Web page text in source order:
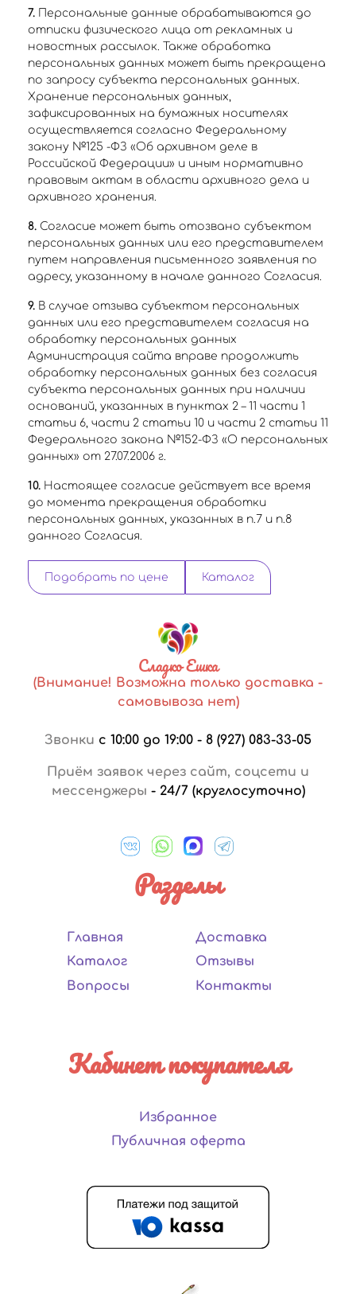
7. Персональные данные обрабатываются до
отписки физического лица от рекламных и
новостных рассылок. Также обработка
персональных данных может быть прекращена
по запросу субъекта персональных данных.
Хранение персональных данных,
зафиксированных на бумажных носителях
осуществляется согласно Федеральному
закону №125 -ФЗ «Об архивном деле в
Российской Федерации» и иным нормативно
правовым актам в области архивного дела и
архивного хранения.
8. Согласие может быть отозвано субъектом
персональных данных или его представителем
путем направления письменного заявления по
адресу, указанному в начале данного Согласия.
9. В случае отзыва субъектом персональных
данных или его представителем согласия на
обработку персональных данных
Администрация сайта вправе продолжить
обработку персональных данных без согласия
субъекта персональных данных при наличии
оснований, указанных в пунктах 2 – 11 части 1
статьи 6, части 2 статьи 10 и части 2 статьи 11
Федерального закона №152-ФЗ «О персональных
данных» от 27.07.2006 г.
10. Настоящее согласие действует все время
до момента прекращения обработки
персональных данных, указанных в п.7 и п.8
данного Согласия.
Подобрать по цене Каталог
Сладко Ешка
(Внимание! Возможна только доставка -
самовывоза нет)
Звонки с 10:00 до 19:00 - 8 (927) 083-33-05
Приём заявок через сайт, соцсети и
мессенджеры - 24/7 (круглосуточно)
Разделы
Главная
Каталог
Вопросы
Доставка
Отзывы
Контакты
Кабинет покупателя
Избранное
Публичная оферта